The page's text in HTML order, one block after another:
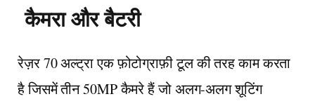
कैमरा और बैटरी
रेज़र 70 अल्ट्रा एक फ़ोटोग्राफ़ी टूल की तरह काम करता
है जिसमें तीन 50MP कैमरे हैं जो अलग-अलग शूटिंग